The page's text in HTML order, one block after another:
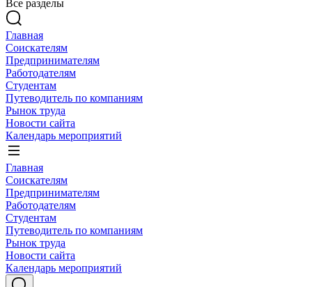
Все разделы
Главная
Соискателям
Предпринимателям
Работодателям
Студентам
Путеводитель по компаниям
Рынок труда
Новости сайта
Календарь мероприятий
Главная
Соискателям
Предпринимателям
Работодателям
Студентам
Путеводитель по компаниям
Рынок труда
Новости сайта
Календарь мероприятий